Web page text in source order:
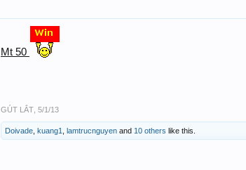
Mt 50
GÚT LẮT 5/1/13
Doivade kuang1 lamtrucnguyen and 10 others like this.